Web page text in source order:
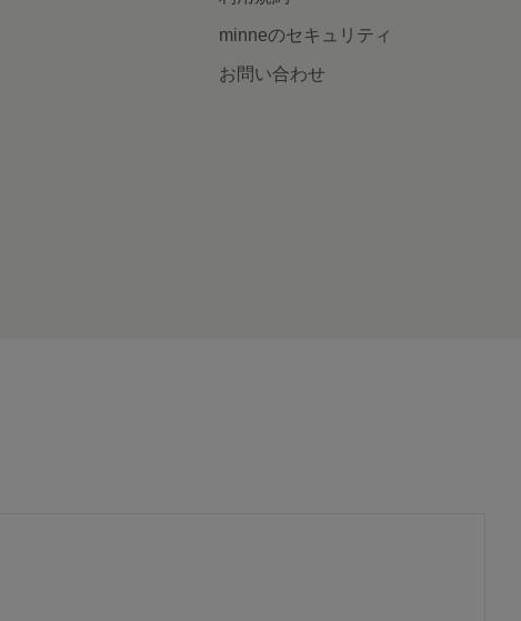
minneのセキュリティ
お問い合わせ